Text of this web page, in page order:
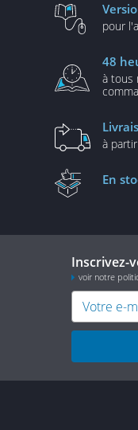
pour
48
à tous
à
En
Inscrivez-
voir notre